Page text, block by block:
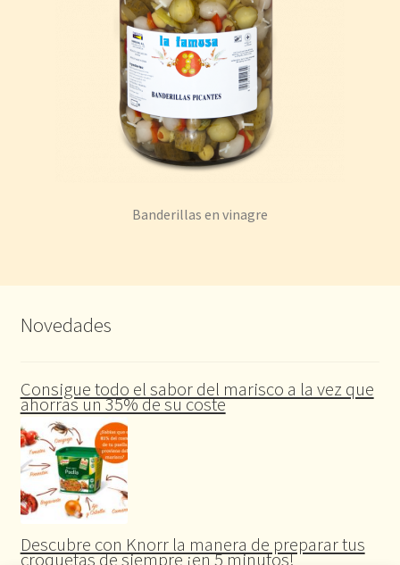
Banderillas en vinagre
Novedades
Consigue todo el sabor del marisco a la vez que
ahorras un 35% de su coste
Descubre con Knorr la manera de preparar tus
croquetas de siempre ¡en 5 minutos!